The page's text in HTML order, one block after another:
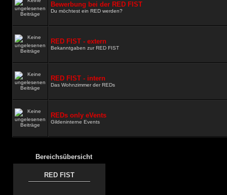
Bewerbung bei der RED FIST
Du möchtest ein RED werden?
RED FIST - extern
Bekanntgaben zur RED FIST
RED FIST - intern
Das Wohnzimmer der REDs
REDs only eVents
Gildeninterne Events
Bereichsübersicht
RED FIST